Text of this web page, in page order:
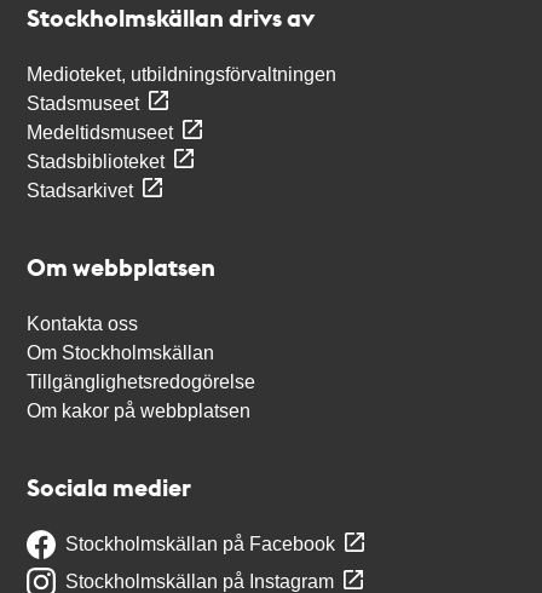
Stockholmskällan drivs av
Medioteket, utbildningsförvaltningen
Stadsmuseet
Medeltidsmuseet
Stadsbiblioteket
Stadsarkivet
Om webbplatsen
Kontakta oss
Om Stockholmskällan
Tillgänglighetsredogörelse
Om kakor på webbplatsen
Sociala medier
Stockholmskällan på Facebook
Stockholmskällan på Instagram